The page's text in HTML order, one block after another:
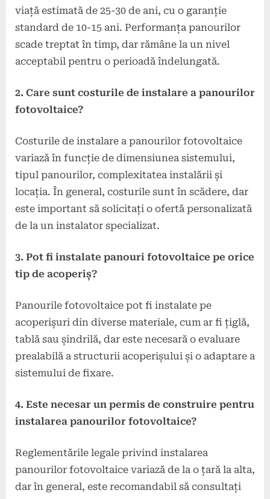
viață estimată de 25-30 de ani, cu o garanție
standard de 10-15 ani. Performanța panourilor
scade treptat în timp, dar rămâne la un nivel
acceptabil pentru o perioadă îndelungată.
2. Care sunt costurile de instalare a panourilor
fotovoltaice?
Costurile de instalare a panourilor fotovoltaice
variază în funcție de dimensiunea sistemului,
tipul panourilor, complexitatea instalării și
locația. În general, costurile sunt în scădere, dar
este important să solicitați o ofertă personalizată
de la un instalator specializat.
3. Pot fi instalate panouri fotovoltaice pe orice
tip de acoperiș?
Panourile fotovoltaice pot fi instalate pe
acoperișuri din diverse materiale, cum ar fi țiglă,
tablă sau șindrilă, dar este necesară o evaluare
prealabilă a structurii acoperișului și o adaptare a
sistemului de fixare.
4. Este necesar un permis de construire pentru
instalarea panourilor fotovoltaice?
Reglementările legale privind instalarea
panourilor fotovoltaice variază de la o țară la alta,
dar în general, este recomandabil să consultați